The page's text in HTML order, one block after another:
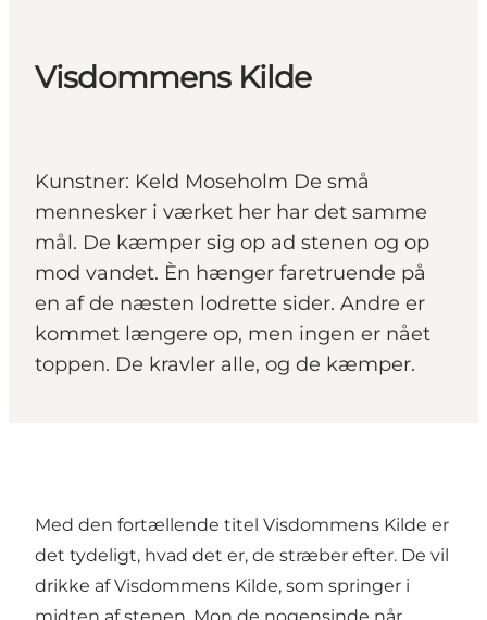
Visdommens Kilde
Kunstner: Keld Moseholm De små
mennesker i værket her har det samme
mål. De kæmper sig op ad stenen og op
mod vandet. Èn hænger faretruende på
en af de næsten lodrette sider. Andre er
kommet længere op, men ingen er nået
toppen. De kravler alle, og de kæmper.
Med den fortællende titel Visdommens Kilde er
det tydeligt, hvad det er, de stræber efter. De vil
drikke af Visdommens Kilde, som springer i